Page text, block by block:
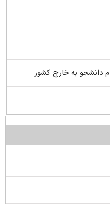
دانشجو به خارج کشور